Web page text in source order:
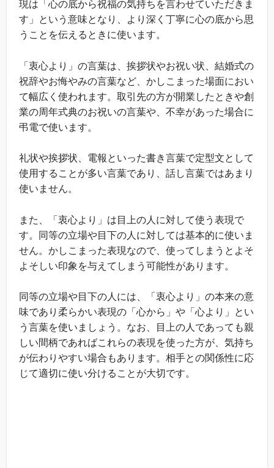
現は「心の底から祝福の気持ちを言わせていただきま
す」という意味となり、より深く丁寧に心の底から思
うことを伝えるときに使います。
「衷心より」の言葉は、挨拶状やお祝い状、結婚式の
祝辞やお悔やみの言葉など、かしこまった場面におい
て幅広く使われます。取引先の方が開業したときや創
業の周年式典のお祝いの言葉や、不幸があった場合に
弔電で使います。
礼状や挨拶状、電報といった書き言葉で定型文として
使用することが多い言葉であり、話し言葉ではあまり
使いません。
また、「衷心より」は目上の人に対して使う表現で
す。同等の立場や目下の人に対しては基本的に使いま
せん。かしこまった表現なので、使ってしまうとよそ
よそしい印象を与えてしまう可能性があります。
同等の立場や目下の人には、「衷心より」の本来の意
味であり柔らかい表現の「心から」や「心より」とい
う言葉を使いましょう。なお、目上の人であっても親
しい間柄であればこれらの表現を使った方が、気持ち
が伝わりやすい場合もあります。相手との関係性に応
じて適切に使い分けることが大切です。